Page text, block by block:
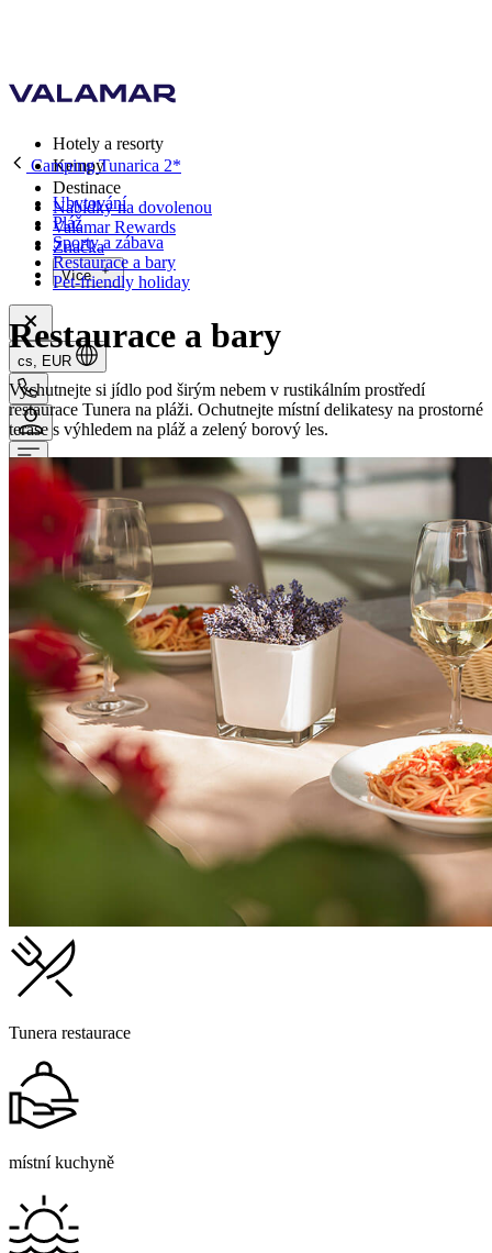
Hotely a resorty
Kempy
Destinace
Nabídky na dovolenou
Valamar Rewards
Značka
Více
cs, EUR
Camping Tunarica 2*
Ubytování
Pláž
Sporty a zábava
Restaurace a bary
Pet-friendly holiday
Restaurace a bary
Vychutnejte si jídlo pod širým nebem v rustikálním prostředí
restaurace Tunera na pláži. Ochutnejte místní delikatesy na prostorné
terase s výhledem na pláž a zelený borový les.
Tunera restaurace
místní kuchyně